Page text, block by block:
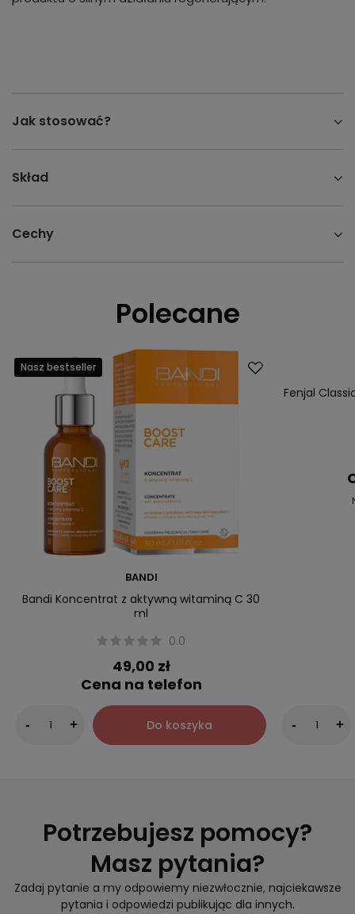
Jak stosować?
Skład
Cechy
Polecane
Nasz bestseller
BANDI
Bandi Koncentrat z aktywną witaminą C 30
ml
0.0
49,00 zł
Cena na telefon
- + Do koszyka
Nasz
Fenjal
- +
Potrzebujesz pomocy?
Masz pytania?
Zadaj pytanie a my odpowiemy niezwłocznie, najciekawsze
pytania i odpowiedzi publikując dla innych.